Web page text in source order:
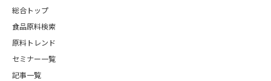
総合トップ
食品原料検索
原料トレンド
セミナー一覧
記事一覧